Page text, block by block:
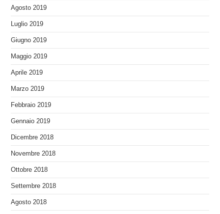
Agosto 2019
Luglio 2019
Giugno 2019
Maggio 2019
Aprile 2019
Marzo 2019
Febbraio 2019
Gennaio 2019
Dicembre 2018
Novembre 2018
Ottobre 2018
Settembre 2018
Agosto 2018